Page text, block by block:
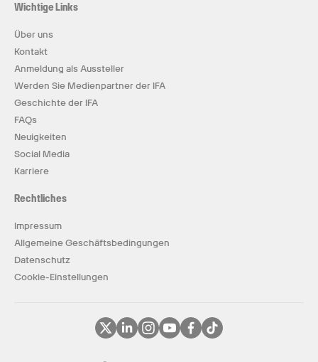
Wichtige Links
Über uns
Kontakt
Anmeldung als Aussteller
Werden Sie Medienpartner der IFA
Geschichte der IFA
FAQs
Neuigkeiten
Social Media
Karriere
Rechtliches
Impressum
Allgemeine Geschäftsbedingungen
Datenschutz
Cookie-Einstellungen